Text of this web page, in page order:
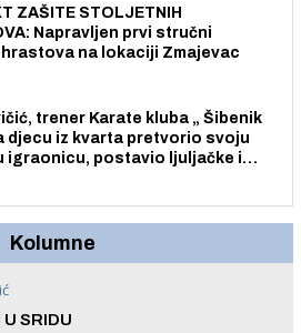
ZAŠITE STOLJETNIH
Napravljen prvi stručni
na lokaciji Zmajevac
trener Karate kluba „ Šibenik
djecu iz kvarta pretvorio svoju
igraonicu, postavio ljuljačke i
Kolumne
U SRIDU